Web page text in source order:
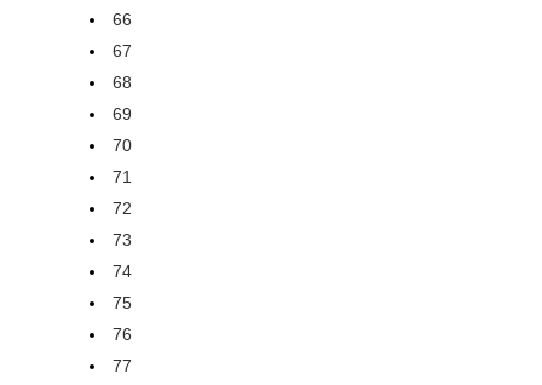
66
67
68
69
70
71
72
73
74
75
76
77